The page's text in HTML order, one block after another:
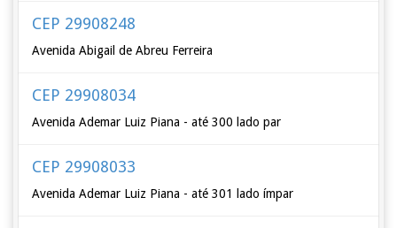
CEP 29908248
Avenida Abigail de Abreu Ferreira
CEP 29908034
Avenida Ademar Luiz Piana - até 300 lado par
CEP 29908033
Avenida Ademar Luiz Piana - até 301 lado ímpar